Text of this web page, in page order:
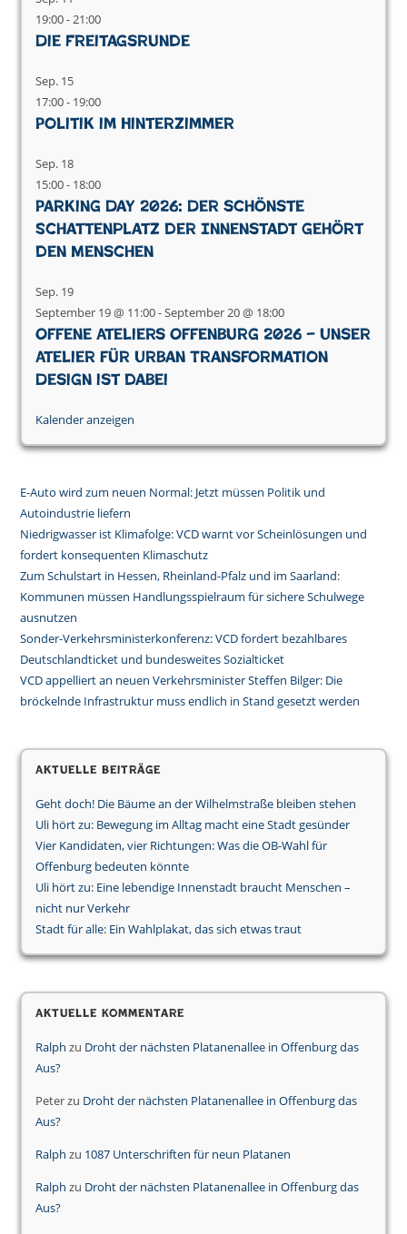
19:00-21:00
Die Freitagsrunde
Sep. 15
17:00- 19:00
Politik im Hinterzimmer
Sep. 18
15:00- 18:00
Parking Day 2026: Der schönste
Schattenplatz der Innenstadt gehört
den Menschen
Sep. 19
September 19 @ 11:00-September 20 @ 18:00
Offene Ateliers Offenburg 2026 – Unser
Atelier für Urban Transformation
Design ist dabei
Kalender anzeigen
E-Auto wird zum neuen Normal: Jetzt müssen Politik und
Autoindustrie liefern
Niedrigwasser ist Klimafolge: VCD warnt vor Scheinlösungen und
fordert konsequenten Klimaschutz
Zum Schulstart in Hessen, Rheinland-Pfalz und im Saarland:
Kommunen müssen Handlungsspielraum für sichere Schulwege
ausnutzen
Sonder-Verkehrsministerkonferenz: VCD fordert bezahlbares
Deutschlandticket und bundesweites Sozialticket
VCD appelliert an neuen Verkehrsminister Steffen Bilger: Die
bröckelnde Infrastruktur muss endlich in Stand gesetzt werden
Aktuelle Beiträge
Geht doch! Die Bäume an der Wilhelmstraße bleiben stehen
Uli hört zu: Bewegung im Alltag macht eine Stadt gesünder
Vier Kandidaten, vier Richtungen: Was die OB-Wahl für
Offenburg bedeuten könnte
Uli hört zu: Eine lebendige Innenstadt braucht Menschen –
nicht nur Verkehr
Stadt für alle: Ein Wahlplakat, das sich etwas traut
Aktuelle Kommentare
Ralph zu Droht der nächsten Platanenallee in Offenburg das
Aus?
Peterzu Droht der nächsten Platanenallee in Offenburg das
Aus?
Ralph zu 1087 Unterschriften für neun Platanen
Ralph zu Droht der nächsten Platanenallee in Offenburg das
Aus?